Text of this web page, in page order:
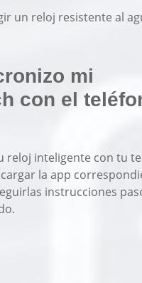
un reloj resistente al
mi
con el
reloj inteligente con tu
la app
instrucciones